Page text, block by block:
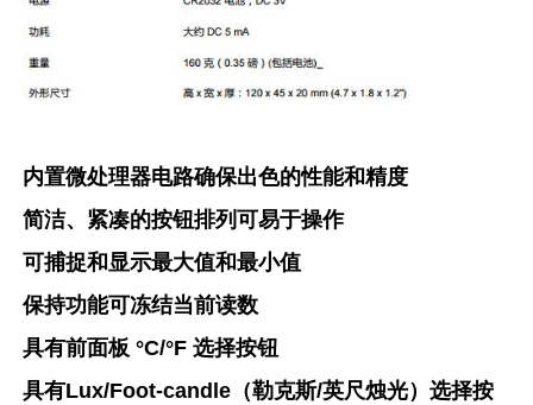
内置微处理器电路确保出色的性能和精度
简洁、紧凑的按钮排列可易于操作
可捕捉和显示最大值和最小值
保持功能可冻结当前读数
具有前面板 °C/°F 选择按钮
具有Lux/Foot-candle（勒克斯/英尺烛光）选择按